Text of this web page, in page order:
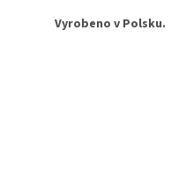
Vyrobeno v Polsku.